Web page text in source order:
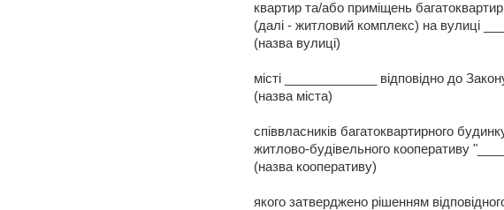
квартир та/або приміщень
(далі - житловий комплекс) на вулиці
(назва вулиці)
місті _____________ відповідно до
(назва міста)
співвласників багатоквартирного
житлово-будівельного кооперативу
(назва кооперативу)
якого затверджено рішенням